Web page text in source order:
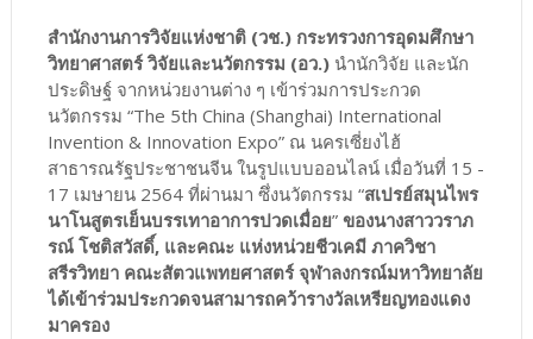
สำนักงานการวิจัยแห่งชาติ (วช.) กระทรวงการอุดมศึกษา
วิทยาศาสตร์ วิจัยและนวัตกรรม (อว.)นำนักวิจัย และนัก
ประดิษฐ์ จากหน่วยงานต่าง ๆ เข้าร่วมการประกวด
นวัตกรรม “The 5th China (Shanghai) International
Invention & Innovation Expo” ณ นครเซี่ยงไฮ้
สาธารณรัฐประชาชนจีน ในรูปแบบออนไลน์ เมื่อวันที่ 15 -
17 เมษายน 2564 ที่ผ่านมา ซึ่งนวัตกรรม “สเปรย์สมุนไพร
นาโนสูตรเย็นบรรเทาอาการปวดเมื่อย” ของนางสาววราภ
รณ์ โชติสวัสดิ์, และคณะ แห่งหน่วยชีวเคมี ภาควิชา
สรีรวิทยา คณะสัตวแพทยศาสตร์ จุฬาลงกรณ์มหาวิทยาลัย
ได้เข้าร่วมประกวดจนสามารถคว้ารางวัลเหรียญทองแดง
มาครอง